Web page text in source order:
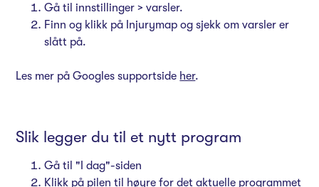
Gå til innstillinger > varsler.
Finn og klikk på Injurymap og sjekk om varsler er
slått på.
Les mer på Googles supportside her.
Slik legger du til et nytt program
Gå til "I dag"-siden
Klikk på pilen til høyre for det aktuelle programmet